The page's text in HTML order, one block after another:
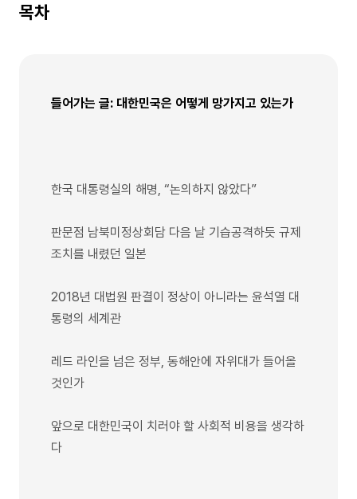
목차
들어가는 글: 대한민국은 어떻게 망가지고 있는가
한국 대통령실의 해명, “논의하지 않았다”
판문점 남북미정상회담 다음 날 기습공격하듯 규제
조치를 내렸던 일본
2018년 대법원 판결이 정상이 아니라는 윤석열 대
통령의 세계관
레드 라인을 넘은 정부, 동해안에 자위대가 들어올
것인가
앞으로 대한민국이 치러야 할 사회적 비용을 생각하
다